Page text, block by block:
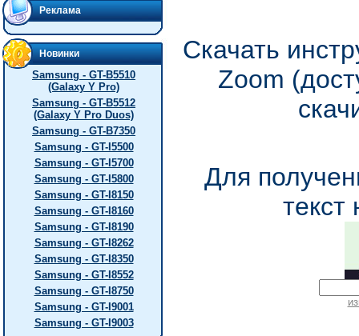
Реклама
Новинки
Samsung - GT-B5510
(Galaxy Y Pro)
Samsung - GT-B5512
(Galaxy Y Pro Duos)
Samsung - GT-B7350
Samsung - GT-I5500
Samsung - GT-I5700
Samsung - GT-I5800
Samsung - GT-I8150
Samsung - GT-I8160
Samsung - GT-I8190
Samsung - GT-I8262
Samsung - GT-I8350
Samsung - GT-I8552
Samsung - GT-I8750
Samsung - GT-I9001
Samsung - GT-I9003
Скачать
Zoom
Для
текст